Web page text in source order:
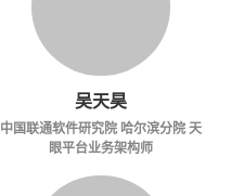
吴天昊
中国联通软件研究院 哈尔滨分院 天
眼平台业务架构师